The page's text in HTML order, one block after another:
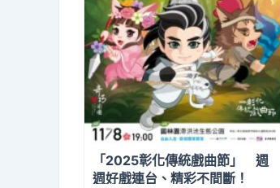
「2025彰化傳統戲曲節」 週
週好戲連台、精彩不間斷！